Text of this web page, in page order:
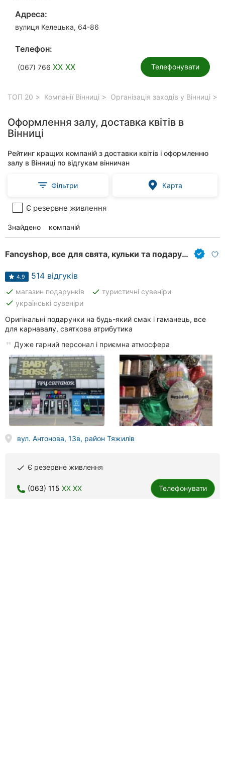
Адреса:
вулиця Келецька, 64-86
Телефон:
(067) 766 XX XX Телефонувати
ТОП 20 Компанії Вінниці Організація заходів у Вінниці
Оформлення залу, доставка квітів в
Вінниці
Рейтинг кращих компаній з доставки квітів і оформленню
залу в Вінниці по відгукам вінничан
Фільтри Карта
Є резервне живлення
Знайдено 81компаній
Fancyshop, все для свята, кульки та подарунки
4.9 514 відгуків
done магазин подарунків done туристичні сувеніри
done українські сувеніри
Оригінальні подарунки на будь-який смак і гаманець, все
для карнавалу, святкова атрибутика
Дуже гарний персонал і приємна атмосфера
вул. Антонова, 13в, район Тяжилів
done Є резервне живлення
(063) 115 XX XX Телефонувати